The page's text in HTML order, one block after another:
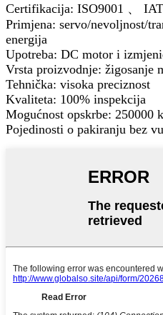
Certifikacija: ISO9001 、
Primjena: servo/nevoljnost/
energija
Upotreba: DC motor i
Vrsta proizvodnje: žigosanje
Tehnička: visoka preciznost
Kvaliteta: 100% inspekcija
Mogućnost opskrbe: 250000
Pojedinosti o pakiranju bez